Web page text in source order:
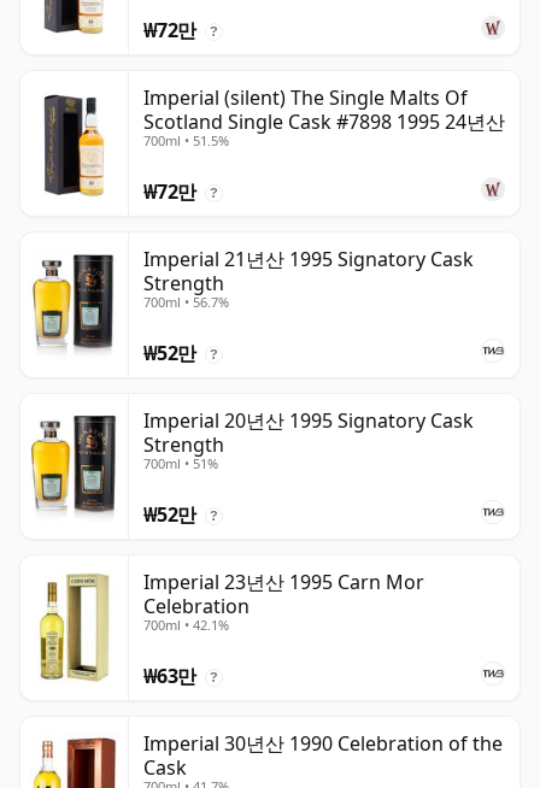
₩72만 ?
Imperial (silent) The Single Malts Of
Scotland Single Cask #7898 1995 24년산
700ml • 51.5%
₩72만 ?
Imperial 21년산 1995 Signatory Cask
Strength
700ml • 56.7%
₩52만 ?
Imperial 20년산 1995 Signatory Cask
Strength
700ml • 51%
₩52만 ?
Imperial 23년산 1995 Carn Mor
Celebration
700ml • 42.1%
₩63만 ?
Imperial 30년산 1990 Celebration of the
Cask